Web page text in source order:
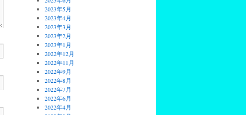
2023年5月
2023年4月
2023年3月
2023年2月
2023年1月
2022年12月
2022年11月
2022年9月
2022年8月
2022年7月
2022年6月
2022年4月